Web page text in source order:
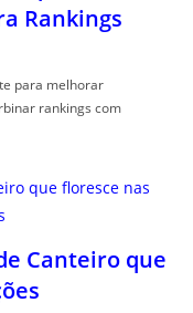
Rankings
para melhorar
rankings com
Canteiro que